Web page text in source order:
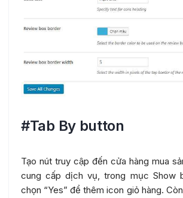
#Tab By button
Tạo nút truy cập đến cửa hàng mua
cung cấp dịch vụ, trong mục Show
chọn “Yes” để thêm icon giỏ hàng.